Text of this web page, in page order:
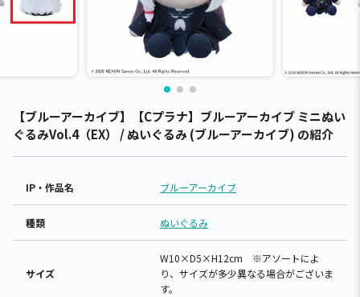
【ブルーアーカイブ】【Cプラナ】ブルーアーカイブ ミニぬい
ぐるみVol.4（EX） / ぬいぐるみ (ブルーアーカイブ) の紹介
IP・作品名 ブルーアーカイブ
種類 ぬいぐるみ
サイズ
W10×D5×H12cm ※アソートによ
り、サイズが多少異なる場合がございま
す。